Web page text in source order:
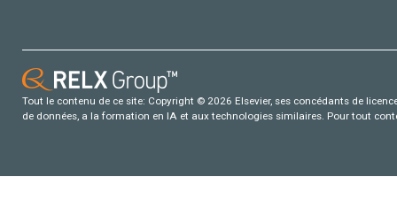
Tout le contenu de ce site: Copyright © 2026 Elsevier, ses concédants de
de données, a la formation en IA et aux technologies similaires. Pour tout